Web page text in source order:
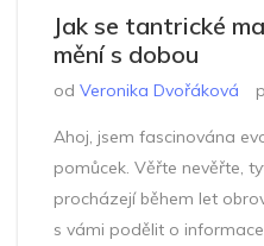
Jak se tantrické
mění s dobou
od Veronika Dvořáková
Ahoj, jsem fascinována
pomůcek. Věřte nevěřte,
procházejí během let
s vámi podělit o